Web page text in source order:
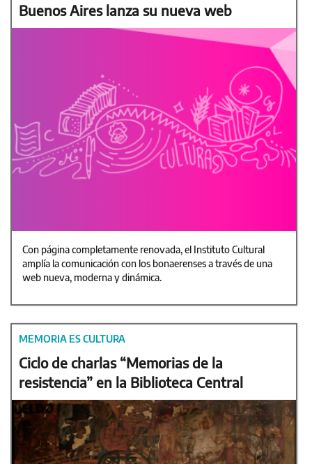
Buenos Aires lanza su nueva web
Con página completamente renovada, el Instituto Cultural
amplía la comunicación con los bonaerenses a través de una
web nueva, moderna y dinámica.
MEMORIA ES CULTURA
Ciclo de charlas “Memorias de la
resistencia” en la Biblioteca Central